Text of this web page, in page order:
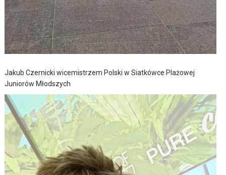
Jakub Czernicki wicemistrzem Polski w Siatkówce Plażowej
Juniorów Młodszych